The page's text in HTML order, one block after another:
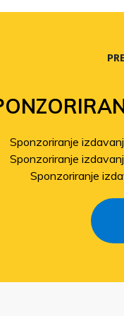
Sponzoriranje
Sponzoriranje
Sponzoriranje